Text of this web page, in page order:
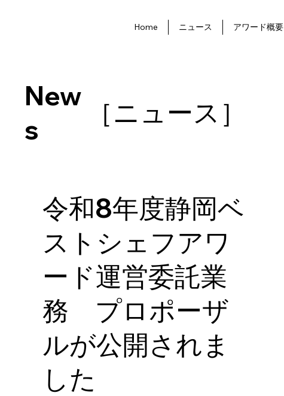
Home ニュース アワード概要
New
s
［ニュース］
令和8年度静岡ベ
ストシェフアワ
ード運営委託業
務 プロポーザ
ルが公開されま
した